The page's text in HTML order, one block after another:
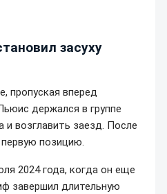
засуху
пропуская вперед
держался в группе
и возглавить заезд. После
позицию.
2024 года, когда он еще
завершил длительную